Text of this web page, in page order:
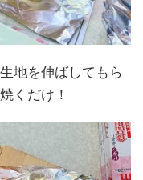
地を伸ばしてもら
くだけ！